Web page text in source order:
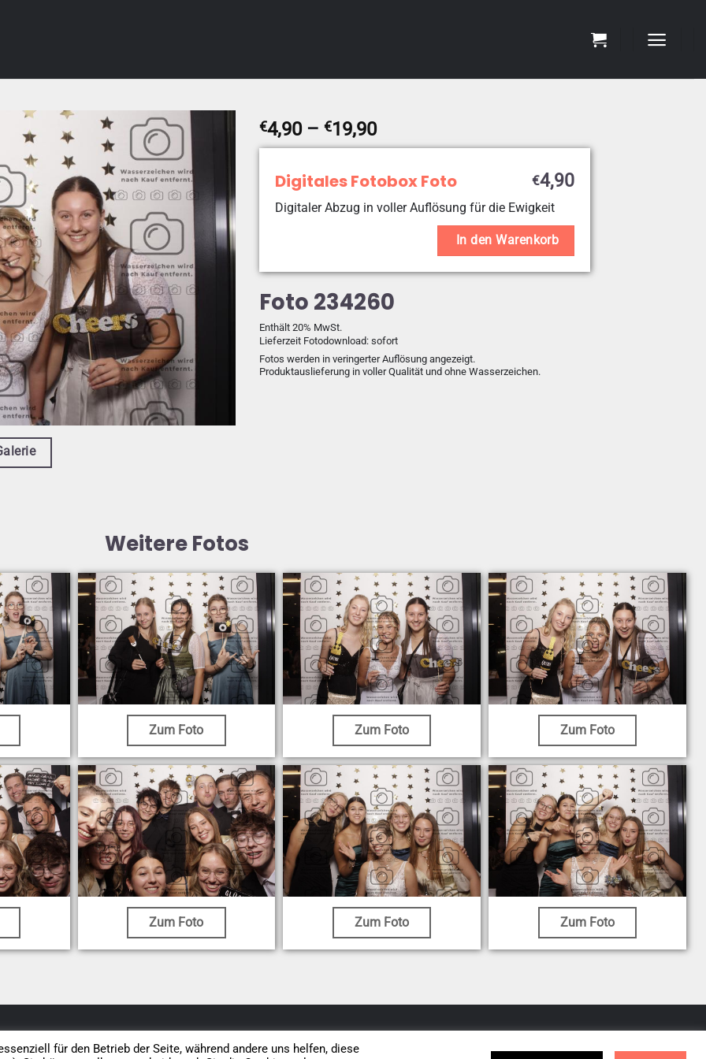
Foto 234260
€4,90 – €19,90Preisspanne:
€4,90
€19,90
Enthält 20% MwSt.
Lieferzeit Fotodownload: sofort
Fotos werden in veringerter Auflösung angezeigt.
Produktauslieferung in voller Qualität und ohne Wasserzeichen.
Digitales Fotobox Foto €4,90
Digitaler Abzug in voller Auflösung für die Ewigkeit
In den Warenkorb
Weitere Fotos
Zum Foto Zum Foto Zum Foto
Zum Foto Zum Foto Zum Foto
Datenschutz AGB Impressum Vertrag widerrufen
für den Betrieb der Seite, während andere uns helfen, diese